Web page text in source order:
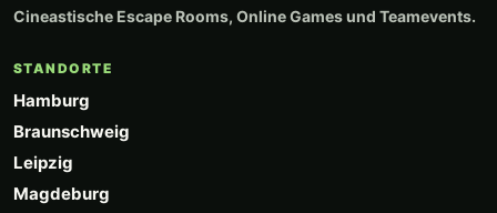
Cineastische Escape Rooms, Online Games und Teamevents.
STANDORTE
Hamburg
Braunschweig
Leipzig
Magdeburg